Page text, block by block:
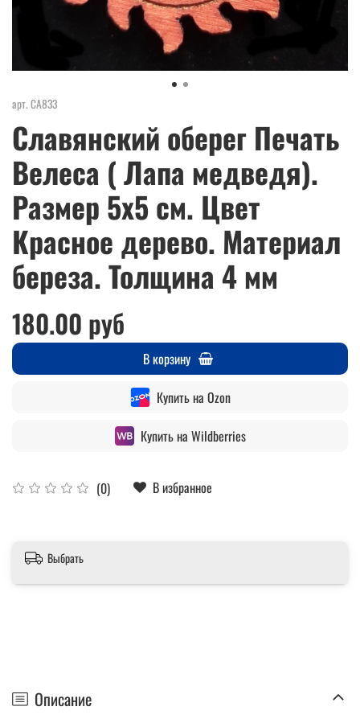
арт. СА833
Славянский оберег Печать
Велеса ( Лапа медведя).
Размер 5х5 см. Цвет
Красное дерево. Материал
береза. Толщина 4 мм
(0) В избранное
180.00 руб
В корзину
Купить на Ozon
Купить на Wildberries
Выбрать
Описание